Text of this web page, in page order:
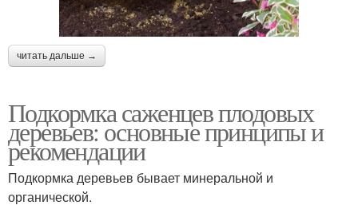
читать дальше →
Подкормка саженцев плодовых
деревьев: основные принципы и
рекомендации
Подкормка деревьев бывает минеральной и
органической.